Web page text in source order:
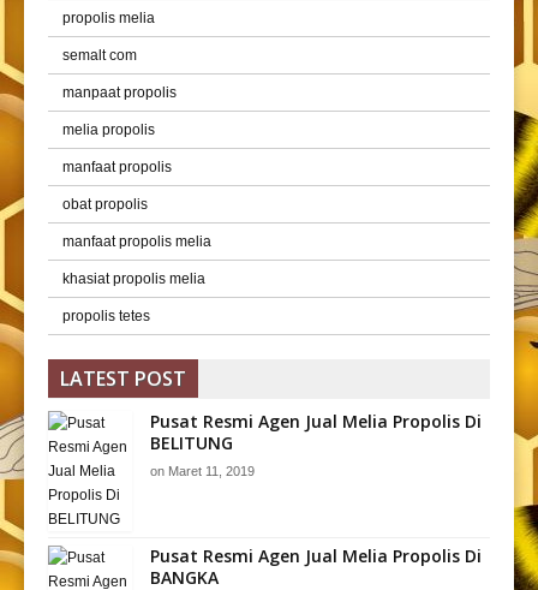
propolis melia
semalt com
manpaat propolis
melia propolis
manfaat propolis
obat propolis
manfaat propolis melia
khasiat propolis melia
propolis tetes
LATEST POST
Pusat Resmi Agen Jual Melia Propolis Di
BELITUNG
on Maret 11, 2019
Pusat Resmi Agen Jual Melia Propolis Di
BANGKA